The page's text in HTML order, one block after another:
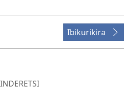
Ibikurikira